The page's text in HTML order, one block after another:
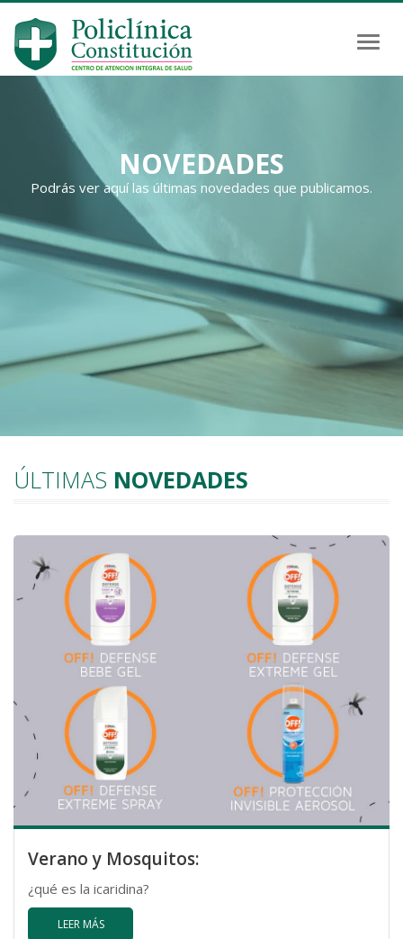
NOVEDADES
Podrás ver aquí las últimas novedades que publicamos.
ÚLTIMAS NOVEDADES
Verano y Mosquitos:
¿qué es la icaridina?
LEER MÁS